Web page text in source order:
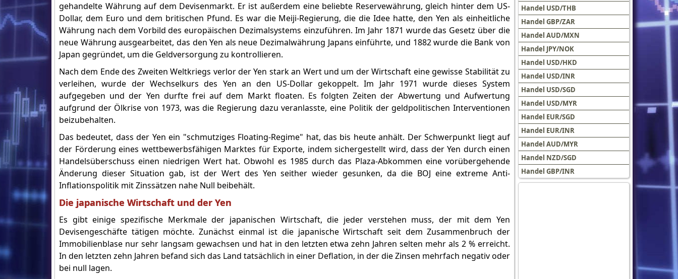
Handel USD/THB
Handel GBP/ZAR
Handel AUD/MXN
Handel JPY/NOK
Handel USD/HKD
Handel USD/INR
Handel USD/SGD
Handel USD/MYR
Handel EUR/SGD
Handel EUR/INR
Handel AUD/MYR
Handel NZD/SGD
Handel GBP/INR
gehandelte Währung auf dem Devisenmarkt. Er ist außerdem eine beliebte Reservewährung, gleich hinter dem US-
Dollar, dem Euro und dem britischen Pfund. Es war die Meiji-Regierung, die die Idee hatte, den Yen als einheitliche
Währung nach dem Vorbild des europäischen Dezimalsystems einzuführen. Im Jahr 1871 wurde das Gesetz über die
neue Währung ausgearbeitet, das den Yen als neue Dezimalwährung Japans einführte, und 1882 wurde die Bank von
Japan gegründet, um die Geldversorgung zu kontrollieren.
Nach dem Ende des Zweiten Weltkriegs verlor der Yen stark an Wert und um der Wirtschaft eine gewisse Stabilität zu
verleihen, wurde der Wechselkurs des Yen an den US-Dollar gekoppelt. Im Jahr 1971 wurde dieses System
aufgegeben und der Yen durfte frei auf dem Markt floaten. Es folgten Zeiten der Abwertung und Aufwertung
aufgrund der Ölkrise von 1973, was die Regierung dazu veranlasste, eine Politik der geldpolitischen Interventionen
beizubehalten.
Das bedeutet, dass der Yen ein "schmutziges Floating-Regime" hat, das bis heute anhält. Der Schwerpunkt liegt auf
der Förderung eines wettbewerbsfähigen Marktes für Exporte, indem sichergestellt wird, dass der Yen durch einen
Handelsüberschuss einen niedrigen Wert hat. Obwohl es 1985 durch das Plaza-Abkommen eine vorübergehende
Änderung dieser Situation gab, ist der Wert des Yen seither wieder gesunken, da die BOJ eine extreme Anti-
Inflationspolitik mit Zinssätzen nahe Null beibehält.
Die japanische Wirtschaft und der Yen
Es gibt einige spezifische Merkmale der japanischen Wirtschaft, die jeder verstehen muss, der mit dem Yen
Devisengeschäfte tätigen möchte. Zunächst einmal ist die japanische Wirtschaft seit dem Zusammenbruch der
Immobilienblase nur sehr langsam gewachsen und hat in den letzten etwa zehn Jahren selten mehr als 2 % erreicht.
In den letzten zehn Jahren befand sich das Land tatsächlich in einer Deflation, in der die Zinsen mehrfach negativ oder
bei null lagen.